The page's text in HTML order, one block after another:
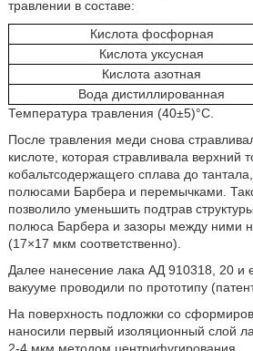
травлении в составе:
Кислота фосфорная
Кислота уксусная
Кислота азотная
Вода дистиллированная
Температура травления (40±5)°C.
После травления меди снова
кислоте, которая стравливала верхний
кобальтсодержащего сплава до
полюсами Барбера и перемычками.
позволило уменьшить подтрав
полюса Барбера и зазоры между ними
(17×17 мкм соответственно).
Далее нанесение лака АД 910318, 20 и
вакууме проводили по прототипу
На поверхность подложки со
наносили первый изоляционный слой
2-4 мкм методом центрифугирования.